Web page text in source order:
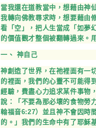
當我還在道教當中，想藉由神
我轉向佛教尋求時，想要藉由
看「空」，把人生當成「如夢
的價值觀才整個被翻轉過來。
一、 神自己
神創造了世界，在祂裡面有一
的裡面，我們的心靈不可能得
經驗，費盡心力追求某件事物
說：「不要為那必壞的食物勞
翰福音6:27）並且神不會因時
的。」我們的生命中有了耶穌